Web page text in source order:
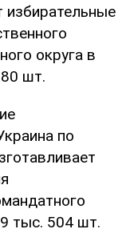
избирательные
округа в
шт.
по
тыс. 504 шт.